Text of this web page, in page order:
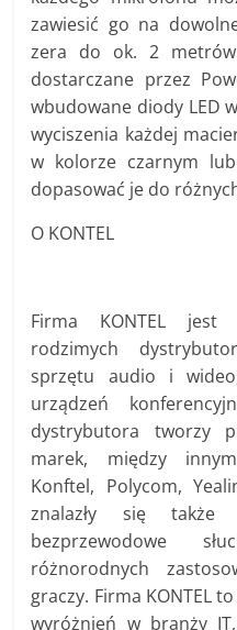
zawiesić go na
zera do ok. 2
dostarczane przez
wbudowane diody LED
wyciszenia każdej
w kolorze czarnym
dopasować je do
O KONTEL
Firma KONTEL jest
rodzimych
sprzętu audio i
urządzeń
dystrybutora tworzy
marek, między
Konftel, Polycom,
znalazły się także
bezprzewodowe
różnorodnych
graczy. Firma KONTEL
wyróżnień w branży